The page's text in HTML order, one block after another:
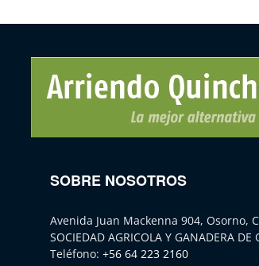
SOBRE NOSOTROS
Avenida Juan Mackenna 904, Osorno,
SOCIEDAD AGRICOLA Y GANADERA DE
Teléfono: +56 64 223 2160